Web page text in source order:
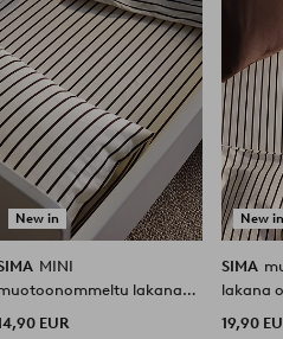
New in
MINI
lakana
EUR
New
SIMA
lakana
19,90